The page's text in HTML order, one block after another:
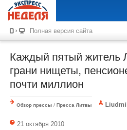
Полная версия сайта
Каждый пятый житель
грани нищеты,
почти миллион
Обзор прессы / Пресса Литвы
21 октября 2010